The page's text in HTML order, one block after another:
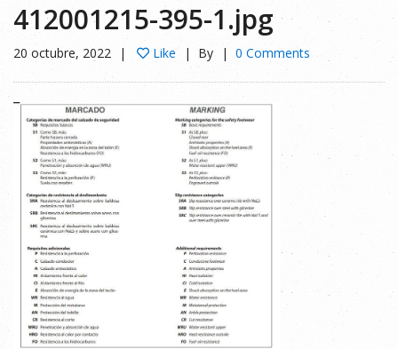
412001215-395-1.jpg
20 octubre, 2022 Like By 0 Comments